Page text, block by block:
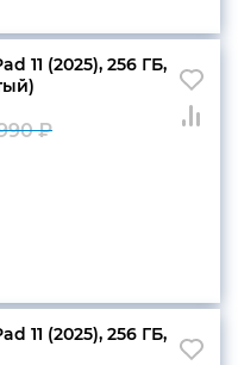
11 (2025), 256 ГБ,
₽
11 (2025), 256 ГБ,